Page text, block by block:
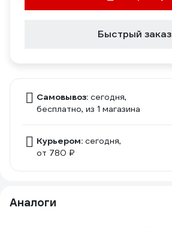
Быстрый заказ
Самовывоз: сегодня,
бесплатно, из 1 магазина
Курьером: сегодня,
от 780 ₽
Аналоги